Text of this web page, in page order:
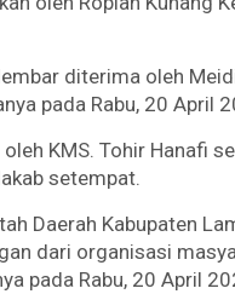
diterima oleh
pada Rabu, 20 April
KMS. Tohir Hanafi
setempat.
Daerah Kabupaten
dari organisasi
pada Rabu, 20 April